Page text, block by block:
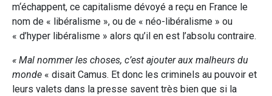
m‘échappent, ce capitalisme dévoyé a reçu en France le
nom de « libéralisme », ou de « néo-libéralisme » ou
« d’hyper libéralisme » alors qu’il en est l’absolu contraire.
« Mal nommer les choses, c’est ajouter aux malheurs du
monde « disait Camus. Et donc les criminels au pouvoir et
leurs valets dans la presse savent très bien que si la